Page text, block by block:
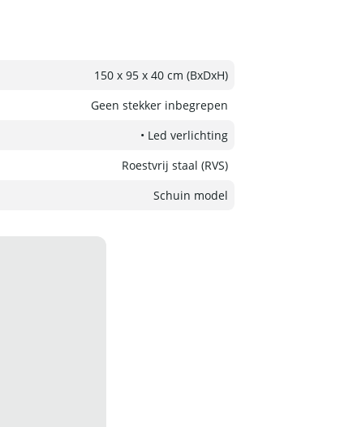
150 x 95 x 40 cm (BxDxH)
Geen stekker inbegrepen
• Led verlichting
Roestvrij staal (RVS)
Schuin model